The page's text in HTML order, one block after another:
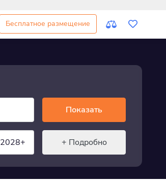
Бесплатное размещение
2028+
Показать
+ Подробно